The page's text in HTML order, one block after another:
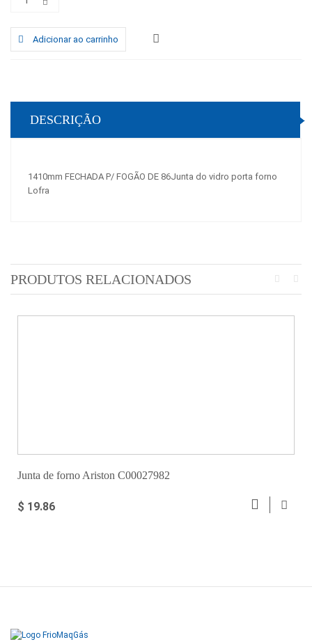
Adicionar ao carrinho
DESCRIÇÃO
1410mm FECHADA P/ FOGÃO DE 86Junta do vidro porta forno
Lofra
PRODUTOS RELACIONADOS
Junta de forno Ariston C00027982
$ 19.86